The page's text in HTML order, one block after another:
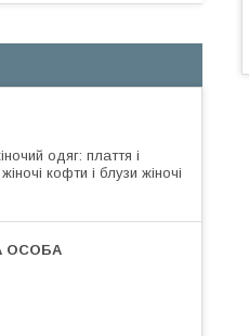
одяг: плаття і
жіночі кофти і блузи жіночі